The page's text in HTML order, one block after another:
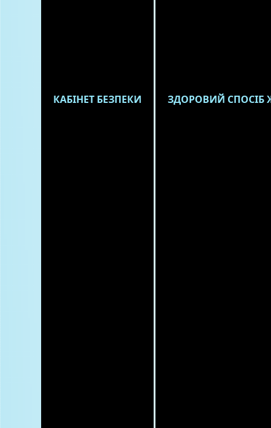
КАБІНЕТ БЕЗПЕКИ ЗДОРОВИЙ СПОСІБ